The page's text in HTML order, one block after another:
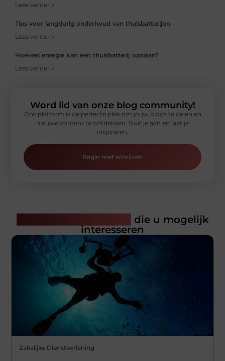
Lees verder »
Tips voor langdurig onderhoud van thuisbatterijen
Lees verder »
Hoeveel energie kan een thuisbatterij opslaan?
Lees verder »
Word lid van onze blog community!
Ons platform is de perfecte plek om jouw blogs te delen en
nieuwe content te ontdekken. Sluit je aan en laat je
inspireren.
Begin met schrijven
die u mogelijk
interesseren
Zakelijke Dienstverlening